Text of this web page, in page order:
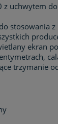
z uchwytem
stosowania
ekran
trzymanie